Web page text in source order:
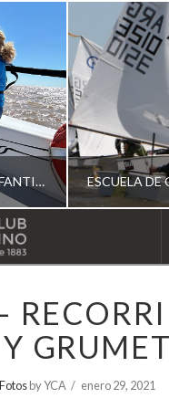
PROGRAMA RECREATIVO | VELA INFANTIL, JUVENIL Y DE CRUCERO 2026
by YCA enero 29, 2021